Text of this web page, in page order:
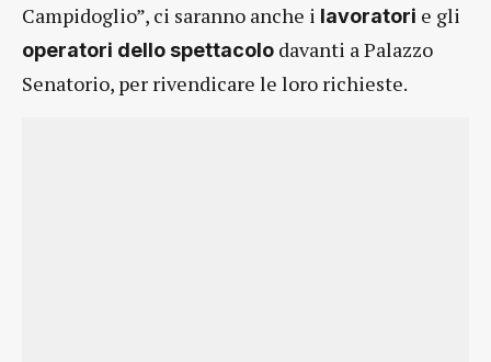
Campidoglio”, ci saranno anche i lavoratori e gli
operatori dello spettacolo davanti a Palazzo
Senatorio, per rivendicare le loro richieste.